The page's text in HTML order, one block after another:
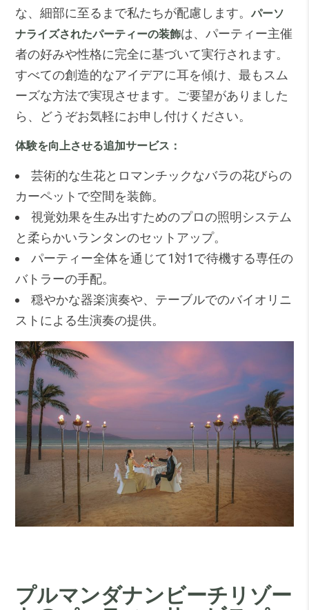
な、細部に至るまで私たちが配慮します。パーソ
ナライズされたパーティーの装飾は、パーティー主催
者の好みや性格に完全に基づいて実行されます。
すべての創造的なアイデアに耳を傾け、最もスム
ーズな方法で実現させます。ご要望がありました
ら、どうぞお気軽にお申し付けください。
体験を向上させる追加サービス：
芸術的な生花とロマンチックなバラの花びらの
カーペットで空間を装飾。
視覚効果を生み出すためのプロの照明システム
と柔らかいランタンのセットアップ。
パーティー全体を通じて1対1で待機する専任の
バトラーの手配。
穏やかな器楽演奏や、テーブルでのバイオリニ
ストによる生演奏の提供。
プルマンダナンビーチリゾー